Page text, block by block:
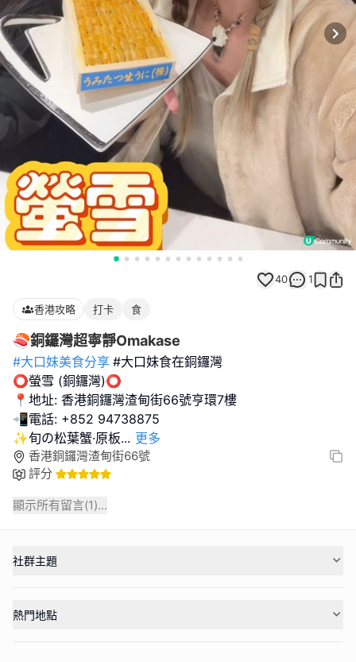
40 1
香港攻略 打卡 食
🍣銅鑼灣超寧靜Omakase
#大口妹美食分享 #大口妹食在銅鑼灣
⭕️螢雪 (銅鑼灣)⭕️
📍地址: 香港銅鑼灣渣甸街66號亨環7樓
📲電話: +852 94738875
✨旬の松葉蟹·原板... 更多
香港銅鑼灣渣甸街66號
評分
顯示所有留言(1)...
社群主題
熱門地點